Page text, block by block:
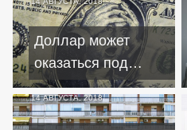
долларах сломает
Россию
Доллар может
оказаться под
санкциями
14 АВГУСТА, 2018